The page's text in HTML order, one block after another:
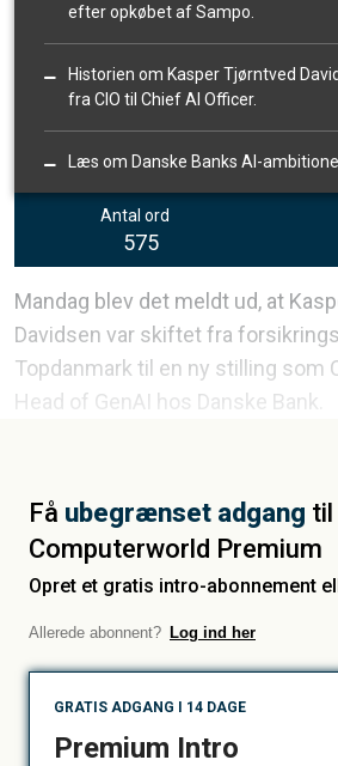
efter opkøbet af Sampo.
Historien om Kasper Tjørntved
fra CIO til Chief AI Officer.
Læs om Danske Banks AI-
Antal ord
575
Mandag blev det meldt ud, at
Davidsen var skiftet fra
Topdanmark til en ny stilling som
Head of GenAI hos Danske Bank.
Få ubegrænset adgang til
Computerworld Premium
Opret et gratis intro-abonnement
Allerede abonnent? Log ind her
GRATIS ADGANG I 14 DAGE
Premium Intro